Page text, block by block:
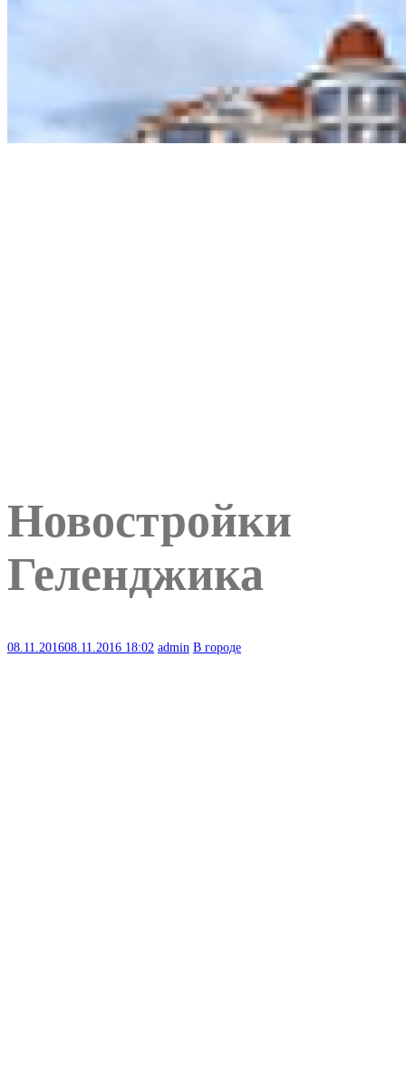
Новостройки
Геленджика
08.11.201608.11.2016 18:02 admin В городе